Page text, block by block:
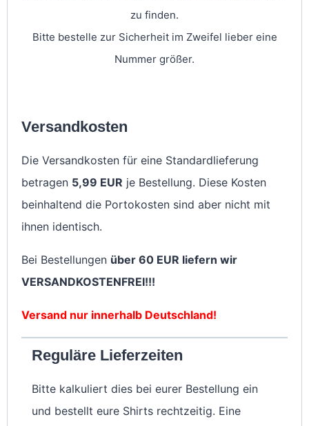
zu finden.
Bitte bestelle zur Sicherheit im Zweifel lieber eine
Nummer größer.
Versandkosten
Die Versandkosten für eine Standardlieferung
betragen 5,99 EUR je Bestellung. Diese Kosten
beinhaltend die Portokosten sind aber nicht mit
ihnen identisch.
Bei Bestellungen über 60 EUR liefern wir
VERSANDKOSTENFREI!!!
Versand nur innerhalb Deutschland!
Reguläre Lieferzeiten
Bitte kalkuliert dies bei eurer Bestellung ein
und bestellt eure Shirts rechtzeitig. Eine